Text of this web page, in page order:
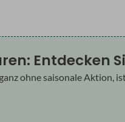
Entdecken
ohne saisonale